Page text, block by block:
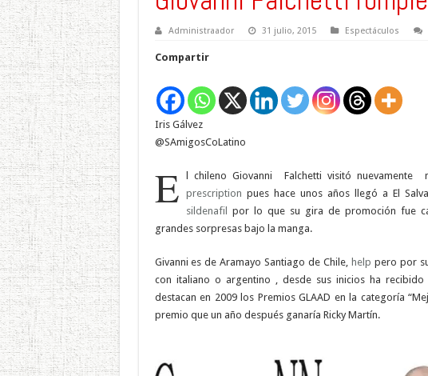
Administraador 31 julio, 2015 Espectáculos
Compartir
Iris Gálvez
@SAmigosCoLatino
E l chileno Giovanni Falchetti visitó nuevamente
prescription pues hace unos años llegó a El
sildenafil por lo que su gira de promoción fue
grandes sorpresas bajo la manga.
Givanni es de Aramayo Santiago de Chile,help pero por
con italiano o argentino , desde sus inicios ha
destacan en 2009 los Premios GLAAD en la categoría
premio que un año después ganaría Ricky Martín.